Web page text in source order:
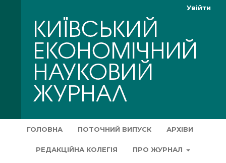
ГОЛОВНА ПОТОЧНИЙ ВИПУСК АРХІВИ
РЕДАКЦІЙНА КОЛЕГІЯ ПРО ЖУРНАЛ
Увійти